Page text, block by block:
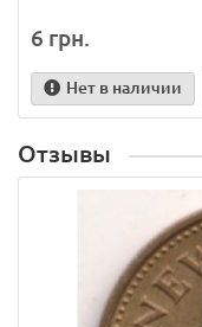
6 грн.
Нет в наличии
Отзывы